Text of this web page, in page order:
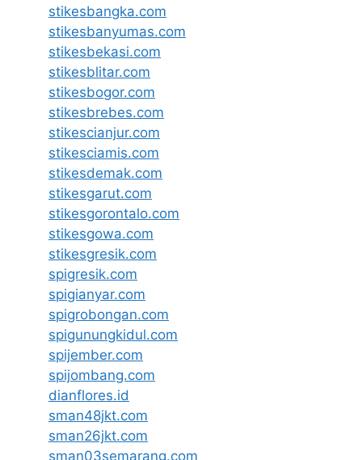
stikesbangka.com
stikesbanyumas.com
stikesbekasi.com
stikesblitar.com
stikesbogor.com
stikesbrebes.com
stikescianjur.com
stikesciamis.com
stikesdemak.com
stikesgarut.com
stikesgorontalo.com
stikesgowa.com
stikesgresik.com
spigresik.com
spigianyar.com
spigrobongan.com
spigunungkidul.com
spijember.com
spijombang.com
dianflores.id
sman48jkt.com
sman26jkt.com
sman03semarang.com